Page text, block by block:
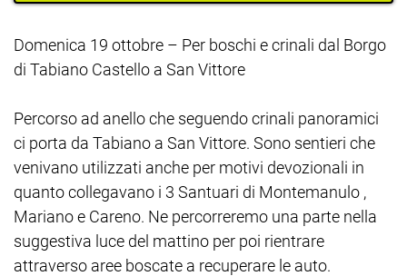
Domenica 19 ottobre – Per boschi e crinali dal Borgo
di Tabiano Castello a San Vittore
Percorso ad anello che seguendo crinali panoramici
ci porta da Tabiano a San Vittore. Sono sentieri che
venivano utilizzati anche per motivi devozionali in
quanto collegavano i 3 Santuari di Montemanulo ,
Mariano e Careno. Ne percorreremo una parte nella
suggestiva luce del mattino per poi rientrare
attraverso aree boscate a recuperare le auto.